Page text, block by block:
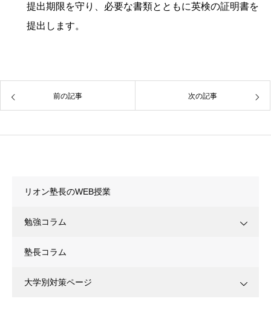
提出期限を守り、必要な書類とともに英検の証明書を
提出します。
前の記事 次の記事
リオン塾長のWEB授業
勉強コラム
塾長コラム
大学別対策ページ